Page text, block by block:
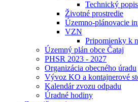
Technický
Životné prostredie
Územno-plánovacie
VZN
Pripomienky k
Územný plán obce Čataj
PHSR 2023 - 2027
Organizácia obecného úradu
Vývoz KO a kontajnerové
Kalendár zvozu odpadu
Úradné hodiny